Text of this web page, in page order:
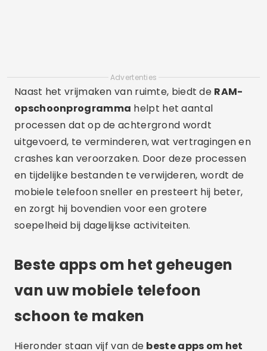
Advertenties
Naast het vrijmaken van ruimte, biedt de RAM-
opschoonprogramma helpt het aantal
processen dat op de achtergrond wordt
uitgevoerd, te verminderen, wat vertragingen en
crashes kan veroorzaken. Door deze processen
en tijdelijke bestanden te verwijderen, wordt de
mobiele telefoon sneller en presteert hij beter,
en zorgt hij bovendien voor een grotere
soepelheid bij dagelijkse activiteiten.
Beste apps om het geheugen
van uw mobiele telefoon
schoon te maken
Hieronder staan vijf van de beste apps om het